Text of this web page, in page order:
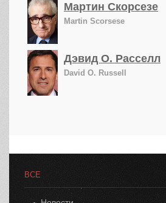
Мартин Скорсезе
Martin Scorsese
Дэвид О. Расселл
David O. Russell
ВСЕ